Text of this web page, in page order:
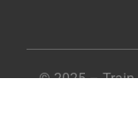
© 2025 – Train